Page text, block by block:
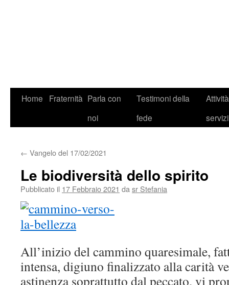
Home Fraternità Parla con
noi
Testimoni della
fede
servizi
← Vangelo del 17/02/2021
Le biodiversità dello spirito
Pubblicato il 17 Febbraio 2021 da sr Stefania
All’inizio del cammino quaresimale,
intensa, digiuno finalizzato alla carità
astinenza soprattutto dal peccato, vi